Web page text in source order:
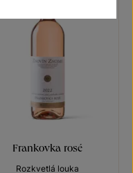
Frankovka rosé
Rozkvetlá louka